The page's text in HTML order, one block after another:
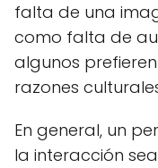
falta de una
como falta de
algunos
razones
En general, un
la interacción